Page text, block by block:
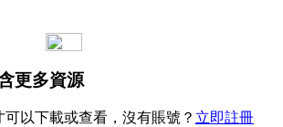
更多資源
可以下載或查看，沒有賬號？ 立即註冊